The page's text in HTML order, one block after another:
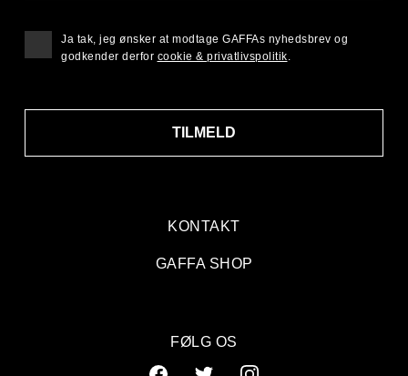
KONTAKT
GAFFA SHOP
TILMELD
Ja tak, jeg ønsker at modtage GAFFAs nyhedsbrev og
godkender derfor cookie & privatlivspolitik.
FØLG OS